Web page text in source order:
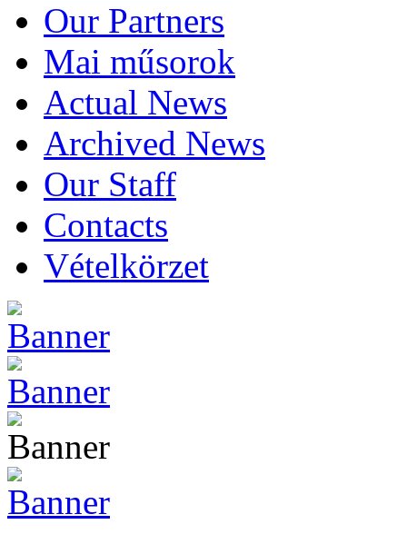
Our Partners
Mai műsorok
Actual News
Archived News
Our Staff
Contacts
Vételkörzet